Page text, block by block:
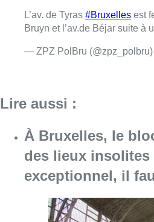
L’av. de Tyras #Bruxelles est
Bruyn et l’av.de Béjar suite à
— ZPZ PolBru (@zpz_polbru)
Lire aussi :
À Bruxelles, le
des lieux insolites
exceptionnel, il